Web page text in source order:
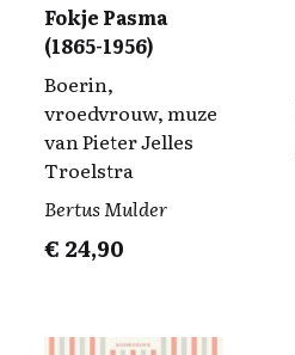
Fokje Pasma
(1865-1956)
Boerin,
vroedvrouw, muze
van Pieter Jelles
Troelstra
Bertus Mulder
€ 24,90